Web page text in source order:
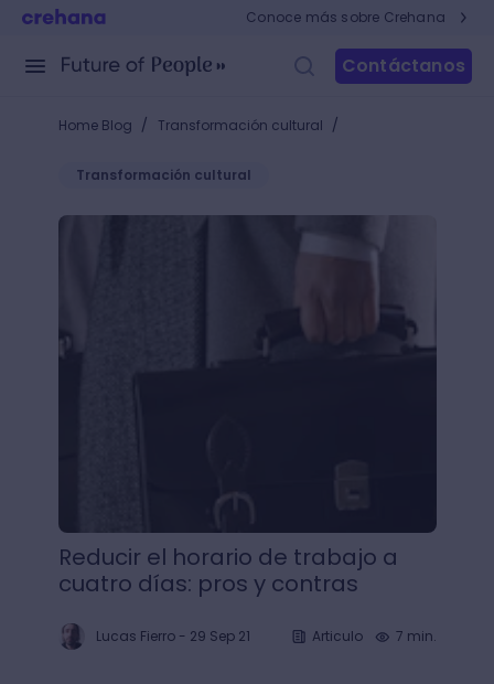
Conoce más sobre Crehana
Contáctanos
Home Blog / Transformación cultural /
Transformación cultural
Reducir el horario de trabajo a cuatro días: pros y
Reducir el horario de trabajo a
cuatro días: pros y contras
Lucas Fierro- 29 Sep 21 Articulo 7 min.